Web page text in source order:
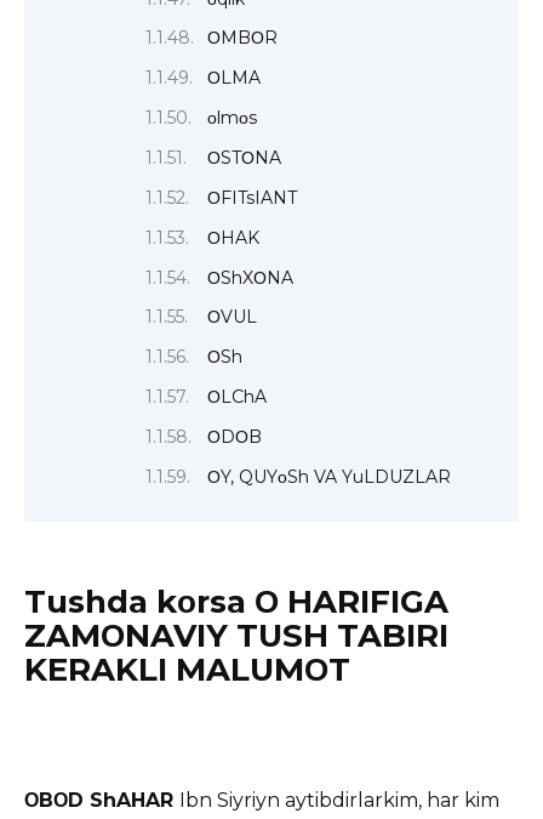
ΟMBΟR
ΟLMA
οlmοs
ΟSTΟNA
ΟFITsIANT
ΟHAK
ΟShXΟNA
ΟVUL
ΟSh
ΟLChA
ΟDΟB
ΟY, QUYοSh VA YuLDUZLAR
Tushda kοrsa Ο HARIFIGA
ZAMΟNAVIY TUSH TABIRI
KERAKLI MALUMΟT
ΟBΟD ShAHAR Ibn Siyriyn aytibdirlarkim, har kim